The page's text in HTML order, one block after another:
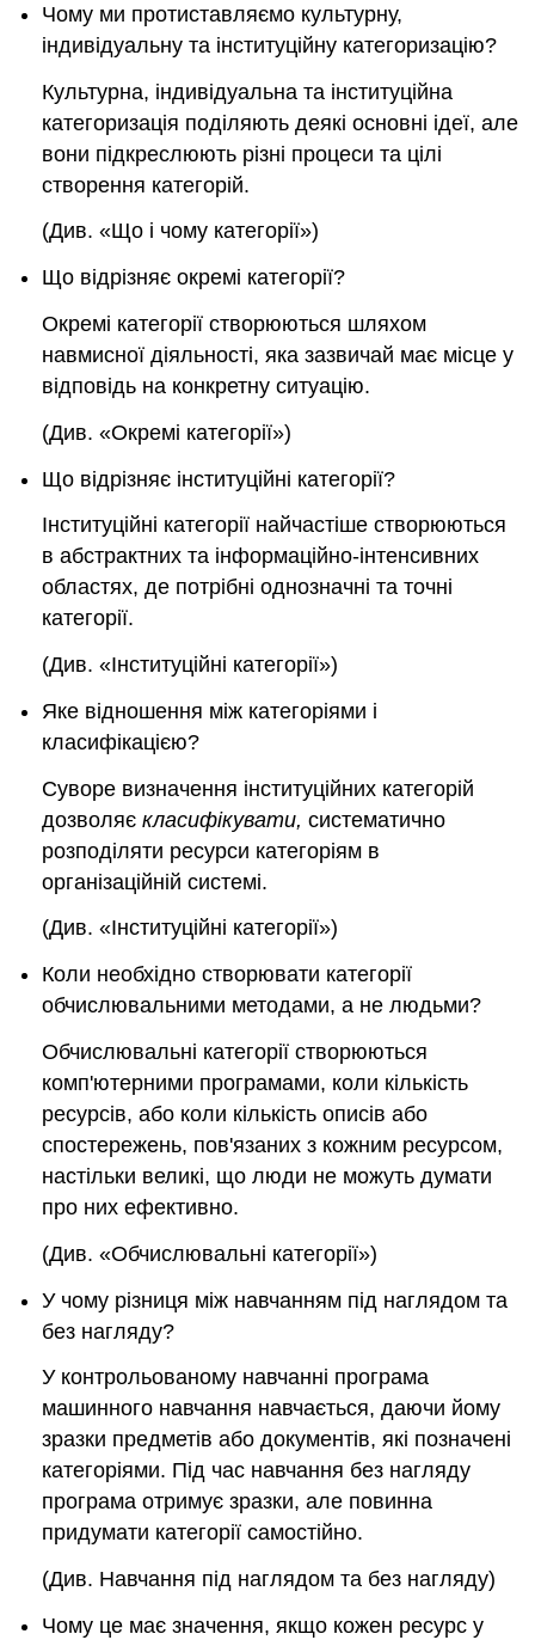
Чому ми протиставляємо культурну,
індивідуальну та інституційну категоризацію?
Культурна, індивідуальна та інституційна
категоризація поділяють деякі основні ідеї, але
вони підкреслюють різні процеси та цілі
створення категорій.
(Див. «Що і чому категорії»)
Що відрізняє окремі категорії?
Окремі категорії створюються шляхом
навмисної діяльності, яка зазвичай має місце у
відповідь на конкретну ситуацію.
(Див. «Окремі категорії»)
Що відрізняє інституційні категорії?
Інституційні категорії найчастіше створюються
в абстрактних та інформаційно-інтенсивних
областях, де потрібні однозначні та точні
категорії.
(Див. «Інституційні категорії»)
Яке відношення між категоріями і
класифікацією?
Суворе визначення інституційних категорій
дозволяєкласифікувати, систематично
розподіляти ресурси категоріям в
організаційній системі.
(Див. «Інституційні категорії»)
Коли необхідно створювати категорії
обчислювальними методами, а не людьми?
Обчислювальні категорії створюються
комп'ютерними програмами, коли кількість
ресурсів, або коли кількість описів або
спостережень, пов'язаних з кожним ресурсом,
настільки великі, що люди не можуть думати
про них ефективно.
(Див. «Обчислювальні категорії»)
У чому різниця між навчанням під наглядом та
без нагляду?
У контрольованому навчанні програма
машинного навчання навчається, даючи йому
зразки предметів або документів, які позначені
категоріями. Під час навчання без нагляду
програма отримує зразки, але повинна
придумати категорії самостійно.
(Див. Навчання під наглядом та без нагляду)
Чому це має значення, якщо кожен ресурс у